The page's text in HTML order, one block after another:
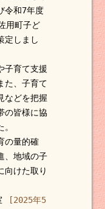
令和7年度
用町子ど
定しまし
子育て支援
た、子育て
などを把握
の皆様に協
の量的確
、地域の子
向けた取り
[2025年5